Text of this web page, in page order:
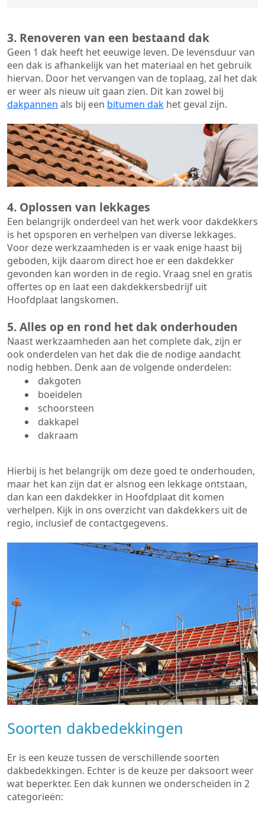
3. Renoveren van een bestaand dak
Geen 1 dak heeft het eeuwige leven. De levensduur van
een dak is afhankelijk van het materiaal en het gebruik
hiervan. Door het vervangen van de toplaag, zal het dak
er weer als nieuw uit gaan zien. Dit kan zowel bij
dakpannen als bij een bitumen dak het geval zijn.
4. Oplossen van lekkages
Een belangrijk onderdeel van het werk voor dakdekkers
is het opsporen en verhelpen van diverse lekkages.
Voor deze werkzaamheden is er vaak enige haast bij
geboden, kijk daarom direct hoe er een dakdekker
gevonden kan worden in de regio. Vraag snel en gratis
offertes op en laat een dakdekkersbedrijf uit
Hoofdplaat langskomen.
5. Alles op en rond het dak onderhouden
Naast werkzaamheden aan het complete dak, zijn er
ook onderdelen van het dak die de nodige aandacht
nodig hebben. Denk aan de volgende onderdelen:
dakgoten
boeidelen
schoorsteen
dakkapel
dakraam
Hierbij is het belangrijk om deze goed te onderhouden,
maar het kan zijn dat er alsnog een lekkage ontstaan,
dan kan een dakdekker in Hoofdplaat dit komen
verhelpen. Kijk in ons overzicht van dakdekkers uit de
regio, inclusief de contactgegevens.
Soorten dakbedekkingen
Er is een keuze tussen de verschillende soorten
dakbedekkingen. Echter is de keuze per daksoort weer
wat beperkter. Een dak kunnen we onderscheiden in 2
categorieën: